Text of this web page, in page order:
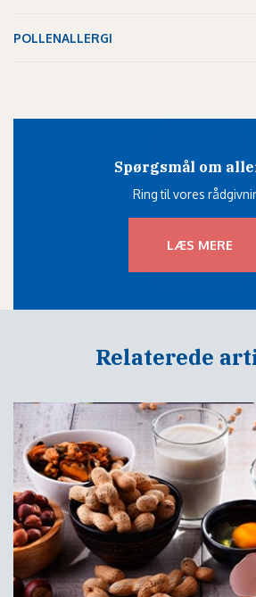
POLLENALLERGI
Spørgsmål om
Ring til vores
LÆS MERE
Relaterede